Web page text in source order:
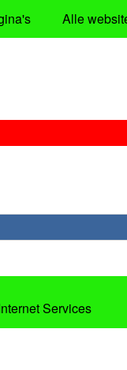
Alle
Services